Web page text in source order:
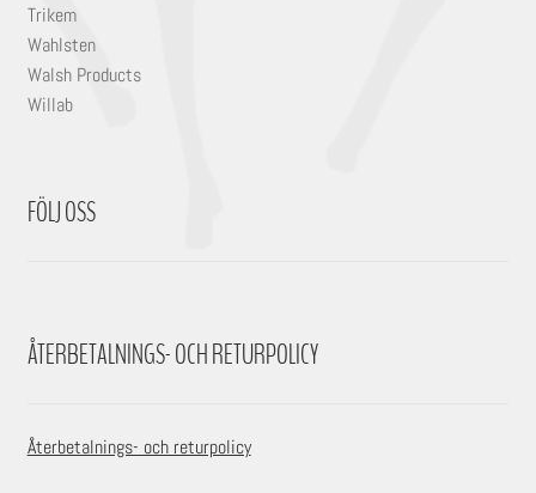
Trikem
Wahlsten
Walsh Products
Willab
FÖLJ OSS
ÅTERBETALNINGS- OCH RETURPOLICY
Återbetalnings- och returpolicy